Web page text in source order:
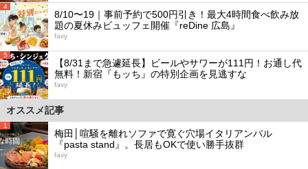
4
8/10〜19｜事前予約で500円引き！最大4時間食べ飲み放
題の夏休みビュッフェ開催『reDine 広島』
favy
5
【8/31まで急遽延長】ビールやサワーが111円！お通し代
無料！新宿『もッち』の特別企画を見逃すな
favy
オススメ記事
1
梅田│喧騒を離れソファで寛ぐ穴場イタリアンバル
『pasta stand』。長居もOKで使い勝手抜群
favy